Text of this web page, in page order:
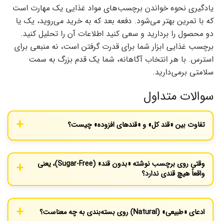
یادگیری نحوه خواندن برچسب‌های مواد غذایی یک مهارت است
که با تمرین بهتر می‌شود. دفعه بعد که به خرید می‌روید، یک یا
دو محصول را بردارید و سعی کنید اطلاعات آن را تحلیل کنید.
برچسب غذایی ابزار شما برای قدرت گرفتن است، نه منبعی برای
استرس. با هر انتخاب آگاهانه، شما یک قدم بزرگ به سمت
سلامتی برمی‌دارید.
سوالات متداول
تفاوت بین «قند کل» و «قندهای افزوده» چیست؟
قندهای افزوده‌شده در فرآیند تولید است. «قندهای افزوده» فقط به
شکرهایی اشاره دارد که به صورت دستی به محصول اضافه شده‌اند و
تمرکز اصلی ما برای کاهش مصرف، روی این بخش است.
وقتی روی برچسب نوشته «بدون قند» (Sugar-Free)، یعنی
واقعاً هیچ قندی ندارد؟
سهم داشته باشد. اما مراقب باشید! این محصولات ممکن است حاوی
شیرین‌کننده‌های مصنوعی یا الکل‌های قندی باشند که همچنان می‌توانند
ادعای «طبیعی» (Natural) روی بسته‌بندی به چه معناست؟